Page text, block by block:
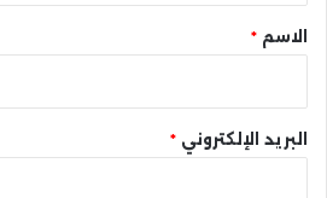
* الاسم *
البريد الإلكتروني *